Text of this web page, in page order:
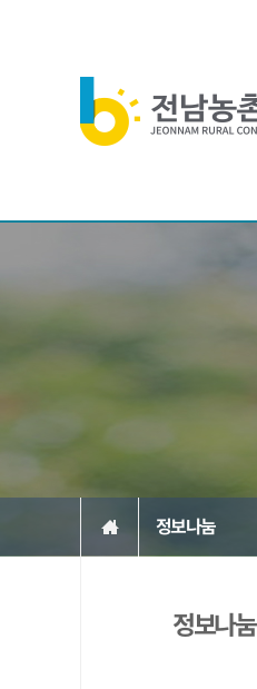
정보나눔
정보나눔